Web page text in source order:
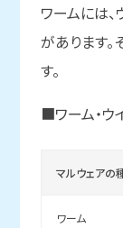
ワームには
があります
す。
■ワーム・ウ
マルウェアの
ワーム